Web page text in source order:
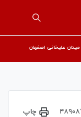
علیخانی اصفهان
چاپ